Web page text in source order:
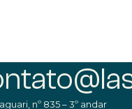
nº 835 – 3º andar